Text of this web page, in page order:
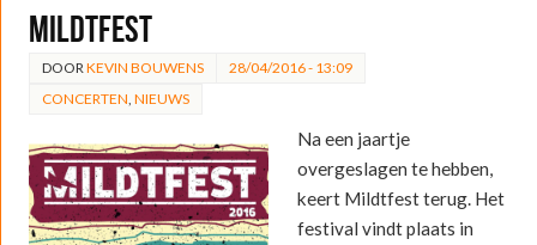
Mildtfest
DOOR KEVIN BOUWENS
28/04/2016 - 13:09
CONCERTEN NIEUWS
Na een jaartje
overgeslagen te hebben,
keert Mildtfest terug. Het
festival vindt plaats in